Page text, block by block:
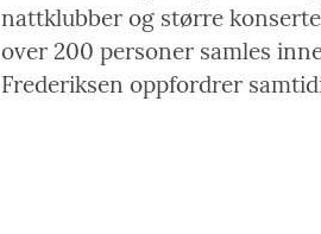
nattklubber og større
over 200 personer samles
Frederiksen oppfordrer